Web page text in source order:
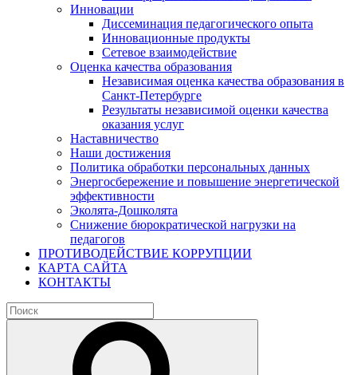
Инновации
Диссеминация педагогического опыта
Инновационные продукты
Сетевое взаимодействие
Оценка качества образования
Независимая оценка качества образования в
Санкт-Петербурге
Результаты независимой оценки качества
оказания услуг
Наставничество
Наши достижения
Политика обработки персональных данных
Энергосбережение и повышение энергетической
эффективности
Эколята-Дошколята
Снижение бюрократической нагрузки на
педагогов
ПРОТИВОДЕЙСТВИЕ КОРРУПЦИИ
КАРТА САЙТА
КОНТАКТЫ